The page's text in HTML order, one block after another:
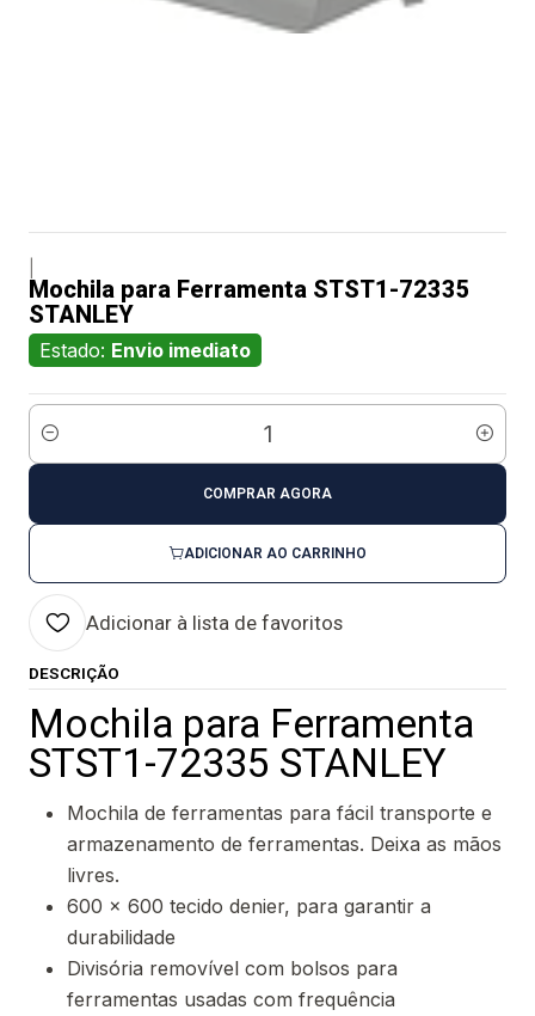
Mochila para Ferramenta STST1-72335
STANLEY
Estado: Envio imediato
Quantidade
ADICIONAR AO CARRINHO
COMPRAR AGORA
Adicionar à lista de favoritos
DESCRIÇÃO
Mochila para Ferramenta
STST1-72335 STANLEY
Mochila de ferramentas para fácil transporte e
armazenamento de ferramentas. Deixa as mãos
livres.
600 x 600 tecido denier, para garantir a
durabilidade
Divisória removível com bolsos para
ferramentas usadas com frequência